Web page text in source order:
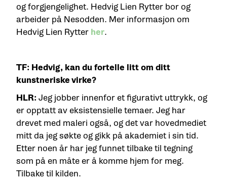
og forgjengelighet. Hedvig Lien Rytter bor og
arbeider på Nesodden. Mer informasjon om
Hedvig Lien Rytter her.
TF: Hedvig, kan du fortelle litt om ditt
kunstneriske virke?
HLR:Jeg jobber innenfor et figurativt uttrykk, og
er opptatt av eksistensielle temaer. Jeg har
drevet med maleri også, og det var hovedmediet
mitt da jeg søkte og gikk på akademiet i sin tid.
Etter noen år har jeg funnet tilbake til tegning
som på en måte er å komme hjem for meg.
Tilbake til kilden.